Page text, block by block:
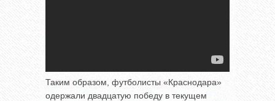
Таким образом, футболисты «Краснодара»
одержали двадцатую победу в текущем